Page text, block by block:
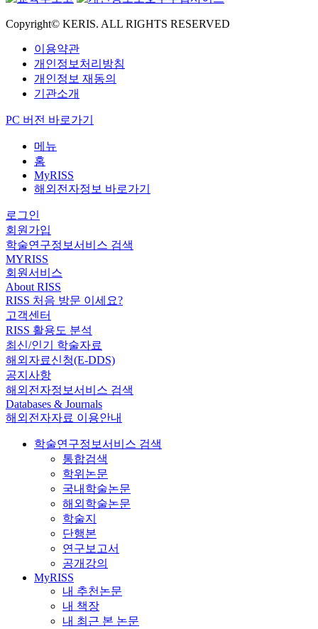
Copyright© KERIS. ALL RIGHTS RESERVED
이용약관
개인정보처리방침
개인정보 재동의
기관소개
PC 버전 바로가기
메뉴
홈
MyRISS
해외전자정보 바로가기
로그인
회원가입
학술연구정보서비스 검색
MYRISS
회원서비스
About RISS
RISS 처음 방문 이세요?
고객센터
RISS 활용도 분석
최신/인기 학술자료
해외자료신청(E-DDS)
공지사항
해외전자정보서비스 검색
Databases & Journals
해외전자자료 이용안내
학술연구정보서비스 검색
통합검색
학위논문
국내학술논문
해외학술논문
학술지
단행본
연구보고서
공개강의
MyRISS
내 추천논문
내 책장
내 최근 본 논문